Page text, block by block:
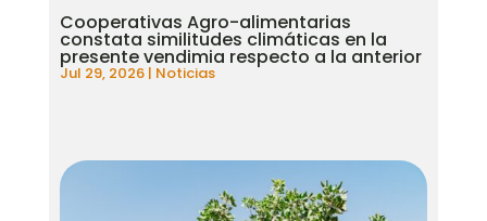
Cooperativas Agro-alimentarias
constata similitudes climáticas en la
presente vendimia respecto a la anterior
Jul 29, 2026| Noticias